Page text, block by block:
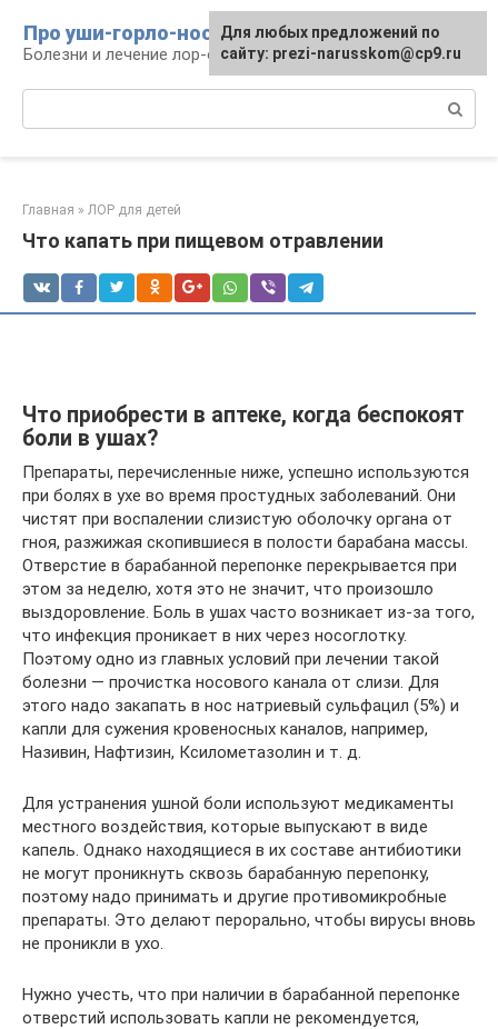
контенту
Про уши-горло-нос
Болезни и лечение лор-органов
Главная » ЛОР для детей
Что капать при пищевом отравлении
Что приобрести в аптеке, когда беспокоят
боли в ушах?
Препараты, перечисленные ниже, успешно используются
при болях в ухе во время простудных заболеваний. Они
чистят при воспалении слизистую оболочку органа от
гноя, разжижая скопившиеся в полости барабана массы.
Отверстие в барабанной перепонке перекрывается при
этом за неделю, хотя это не значит, что произошло
выздоровление. Боль в ушах часто возникает из-за того,
что инфекция проникает в них через носоглотку.
Поэтому одно из главных условий при лечении такой
болезни — прочистка носового канала от слизи. Для
этого надо закапать в нос натриевый сульфацил (5%) и
капли для сужения кровеносных каналов, например,
Називин, Нафтизин, Ксилометазолин и т. д.
Для устранения ушной боли используют медикаменты
местного воздействия, которые выпускают в виде
капель. Однако находящиеся в их составе антибиотики
не могут проникнуть сквозь барабанную перепонку,
поэтому надо принимать и другие противомикробные
препараты. Это делают перорально, чтобы вирусы вновь
не проникли в ухо.
Нужно учесть, что при наличии в барабанной перепонке
отверстий использовать капли не рекомендуется,
Для любых предложений по
сайту: prezi-narusskom@cp9.ru